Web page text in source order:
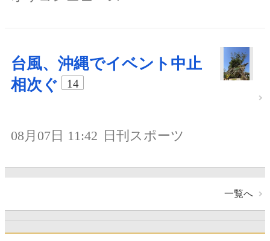
台風、沖縄でイベント中止
相次ぐ
14
08月07日 11:42 日刊スポーツ
一覧へ